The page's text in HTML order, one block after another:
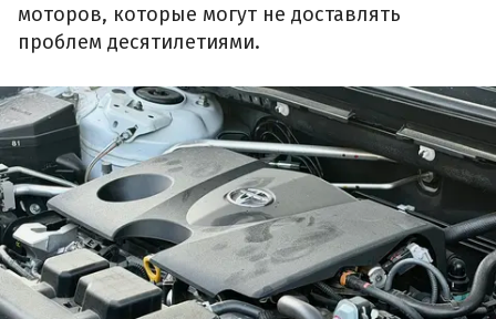
моторов, которые могут не доставлять
проблем десятилетиями.